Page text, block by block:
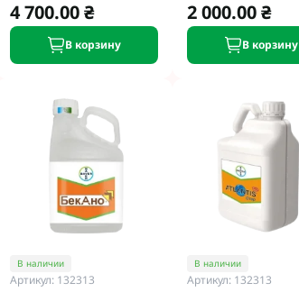
4 700.00 ₴
В корзину
2 000.00 ₴
В корзину
В наличии
Артикул: 132313
В наличии
Артикул: 132313